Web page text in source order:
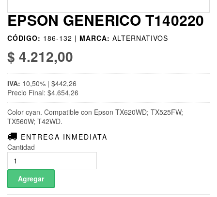
EPSON GENERICO T140220
CÓDIGO: 186-132 | MARCA: ALTERNATIVOS
$ 4.212,00
IVA: 10,50% | $442,26
Precio Final: $4.654,26
Color cyan. Compatible con Epson TX620WD; TX525FW;
TX560W; T42WD.
ENTREGA INMEDIATA
Cantidad